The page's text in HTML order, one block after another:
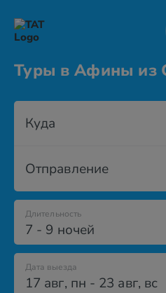
Туры в Афины из
Куда
Отправление
7 - 9 ночей
Длительность
Дата выезда
17 авг, пн - 23 авг, вс